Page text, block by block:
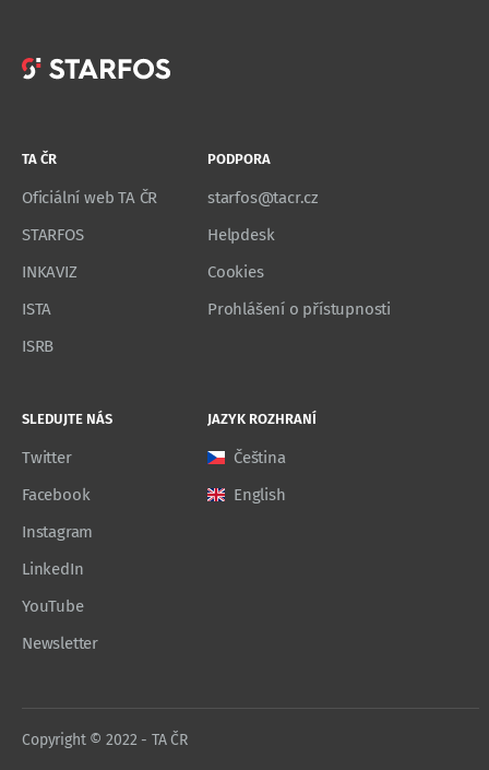
TA ČR
Oficiální web TA ČR
STARFOS
INKAVIZ
ISTA
ISRB
PODPORA
starfos@tacr.cz
Helpdesk
Cookies
Prohlášení o přístupnosti
SLEDUJTE NÁS
Twitter
Facebook
Instagram
LinkedIn
YouTube
Newsletter
JAZYK ROZHRANÍ
Čeština
English
Copyright © 2022 - TA ČR